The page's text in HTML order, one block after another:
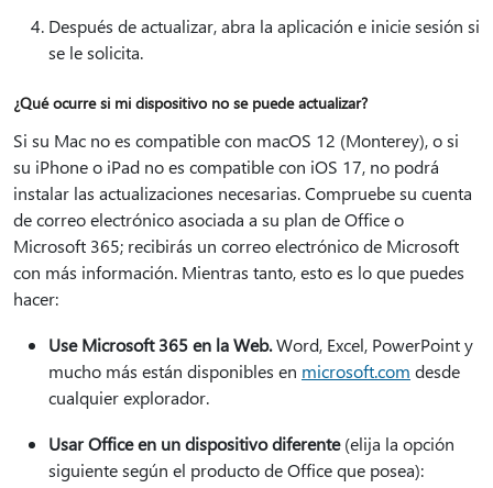
Después de actualizar, abra la aplicación e inicie sesión si
se le solicita.
¿Qué ocurre si mi dispositivo no se puede actualizar?
Si su Mac no es compatible con macOS 12 (Monterey), o si
su iPhone o iPad no es compatible con iOS 17, no podrá
instalar las actualizaciones necesarias. Compruebe su cuenta
de correo electrónico asociada a su plan de Office o
Microsoft 365; recibirás un correo electrónico de Microsoft
con más información. Mientras tanto, esto es lo que puedes
hacer:
Use Microsoft 365 en la Web.Word, Excel, PowerPoint y
mucho más están disponibles en microsoft.com desde
cualquier explorador.
Usar Office en un dispositivo diferente(elija la opción
siguiente según el producto de Office que posea):